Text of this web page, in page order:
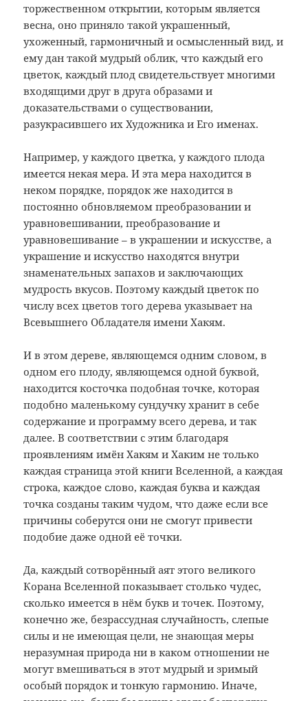
торжественном открытии, которым является
весна, оно приняло такой украшенный,
ухоженный, гармоничный и осмысленный вид, и
ему дан такой мудрый облик, что каждый его
цветок, каждый плод свидетельствует многими
входящими друг в друга образами и
доказательствами о существовании,
разукрасившего их Художника и Его именах.
Например, у каждого цветка, у каждого плода
имеется некая мера. И эта мера находится в
неком порядке, порядок же находится в
постоянно обновляемом преобразовании и
уравновешивании, преобразование и
уравновешивание – в украшении и искусстве, а
украшение и искусство находятся внутри
знаменательных запахов и заключающих
мудрость вкусов. Поэтому каждый цветок по
числу всех цветов того дерева указывает на
Всевышнего Обладателя имени Хакям.
И в этом дереве, являющемся одним словом, в
одном его плоду, являющемся одной буквой,
находится косточка подобная точке, которая
подобно маленькому сундучку хранит в себе
содержание и программу всего дерева, и так
далее. В соответствии с этим благодаря
проявлениям имён Хакям и Хаким не только
каждая страница этой книги Вселенной, а каждая
строка, каждое слово, каждая буква и каждая
точка созданы таким чудом, что даже если все
причины соберутся они не смогут привести
подобие даже одной её точки.
Да, каждый сотворённый аят этого великого
Корана Вселенной показывает столько чудес,
сколько имеется в нём букв и точек. Поэтому,
конечно же, безрассудная случайность, слепые
силы и не имеющая цели, не знающая меры
неразумная природа ни в каком отношении не
могут вмешиваться в этот мудрый и зримый
особый порядок и тонкую гармонию. Иначе,